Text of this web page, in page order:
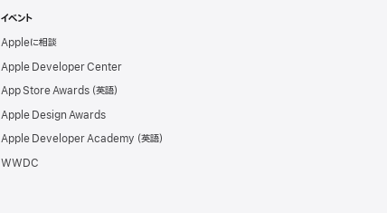
イベント
Appleに相談
Apple Developer Center
App Store Awards
Apple Design Awards
Apple Developer Academy
WWDC